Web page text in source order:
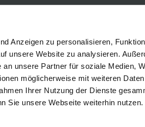
Anzeigen zu personalisieren,
unsere Website zu analysieren.
unsere Partner für soziale Medien,
möglicherweise mit weiteren
Ihrer Nutzung der Dienste
Sie unsere Webseite weiterhin nutzen.
/ Anfahrt
/ Preise
/
Sitemap
Datenschutz
Cookie-